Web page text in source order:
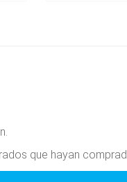
que hayan